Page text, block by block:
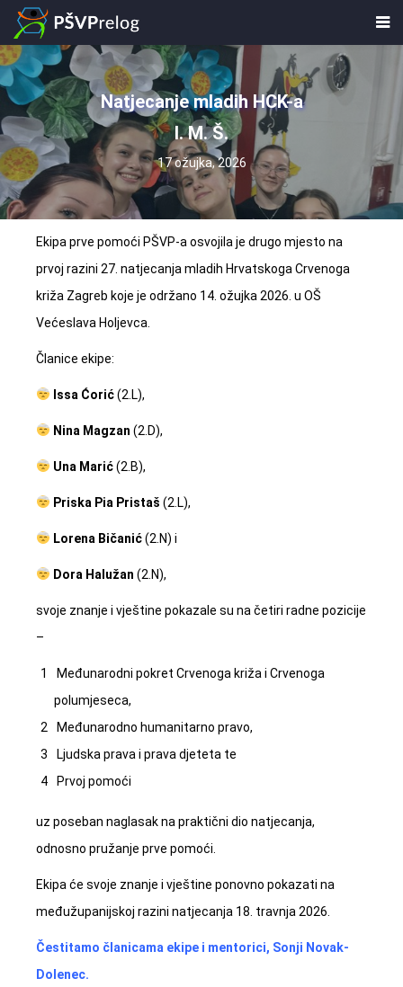
Natjecanje mladih HCK-a
I. M. Š.
17 ožujka, 2026
Ekipa prve pomoći PŠVP-a osvojila je drugo mjesto na
prvoj razini 27. natjecanja mladih Hrvatskoga Crvenoga
križa Zagreb koje je održano 14. ožujka 2026. u OŠ
Većeslava Holjevca.
Članice ekipe:
Issa Ćorić(2.L),
Nina Magzan (2.D),
Una Marić(2.B),
Priska Pia Pristaš (2.L),
Lorena Bičanić(2.N) i
Dora Halužan (2.N),
svoje znanje i vještine pokazale su na četiri radne pozicije
–
Međunarodni pokret Crvenoga križa i Crvenoga
polumjeseca,
Međunarodno humanitarno pravo,
Ljudska prava i prava djeteta te
Prvoj pomoći
uz poseban naglasak na praktični dio natjecanja,
odnosno pružanje prve pomoći.
Ekipa će svoje znanje i vještine ponovno pokazati na
međužupanijskoj razini natjecanja 18. travnja 2026.
Čestitamo članicama ekipe i mentorici, Sonji Novak-
Dolenec.